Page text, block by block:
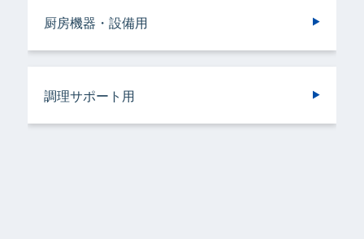
厨房機器・設備用
調理サポート用
バスルーム用
衣類用
容器洗浄機用
リネンサプライ用
リネンサプライ用